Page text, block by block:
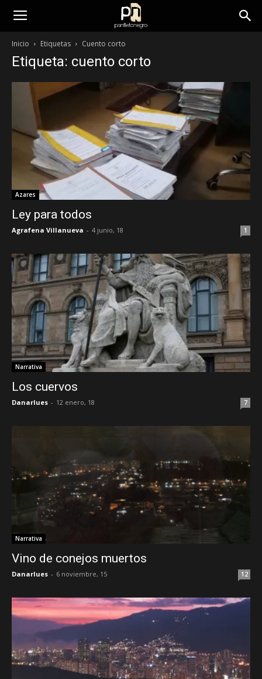
panfletonegro
Inicio Etiquetas Cuento corto
Etiqueta: cuento corto
Azares
Ley para todos
Agrafena Villanueva - 4 junio, 18 1
Narrativa
Los cuervos
Danarlues - 12 enero, 18 7
Narrativa
Vino de conejos muertos
Danarlues - 6 noviembre, 15 12